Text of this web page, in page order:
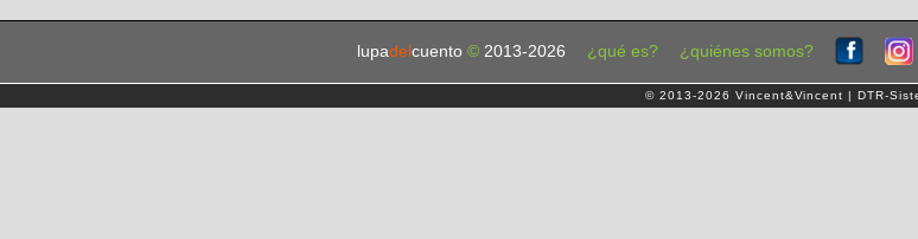
lupadel cuento © 2013-2026 ¿qué es? ¿quiénes somos?
© 2013-2026 Vincent&Vincent | DTR-